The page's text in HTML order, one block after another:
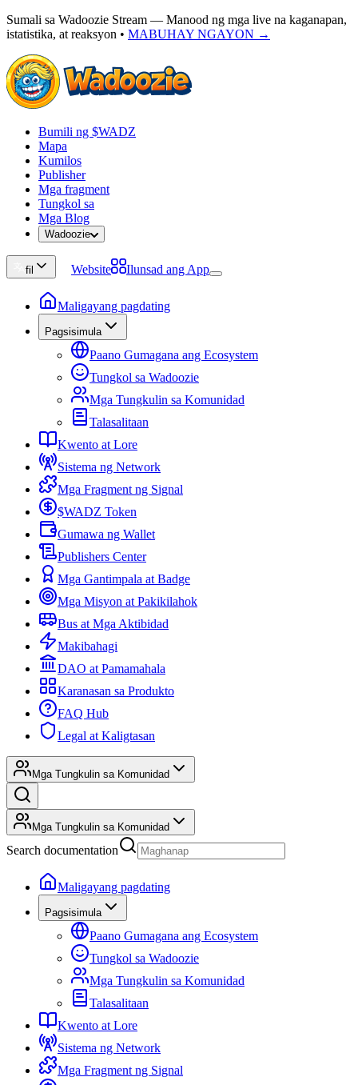
Sumali sa Wadoozie Stream — Manood ng mga live na kaganapan,
istatistika, at reaksyon • MABUHAY NGAYON →
Bumili ng $WADZ
Mapa
Kumilos
Publisher
Mga fragment
Tungkol sa
Mga Blog
Wadoozie
fil Website Ilunsad ang App
Maligayang pagdating
Pagsisimula
Paano Gumagana ang Ecosystem
Tungkol sa Wadoozie
Mga Tungkulin sa Komunidad
Talasalitaan
Kwento at Lore
Sistema ng Network
Mga Fragment ng Signal
$WADZ Token
Gumawa ng Wallet
Publishers Center
Mga Gantimpala at Badge
Mga Misyon at Pakikilahok
Bus at Mga Aktibidad
Makibahagi
DAO at Pamamahala
Karanasan sa Produkto
FAQ Hub
Legal at Kaligtasan
Mga Tungkulin sa Komunidad
Mga Tungkulin sa Komunidad
Search documentation
Maligayang pagdating
Pagsisimula
Paano Gumagana ang Ecosystem
Tungkol sa Wadoozie
Mga Tungkulin sa Komunidad
Talasalitaan
Kwento at Lore
Sistema ng Network
Mga Fragment ng Signal